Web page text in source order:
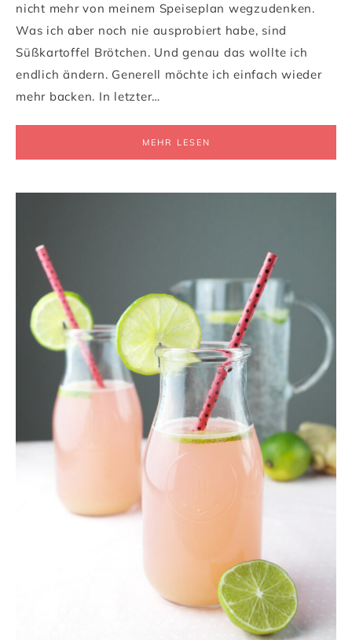
nicht mehr von meinem Speiseplan wegzudenken.
Was ich aber noch nie ausprobiert habe, sind
Süßkartoffel Brötchen. Und genau das wollte ich
endlich ändern. Generell möchte ich einfach wieder
mehr backen. In letzter…
MEHR LESEN